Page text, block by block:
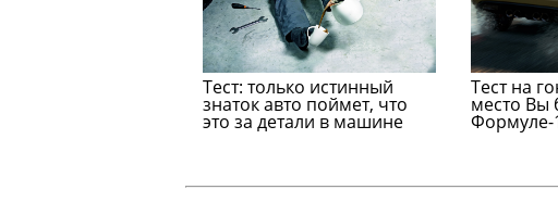
Тест: только истинный
знаток авто поймет, что
это за детали в машине
Тест на
место Вы
Формуле-